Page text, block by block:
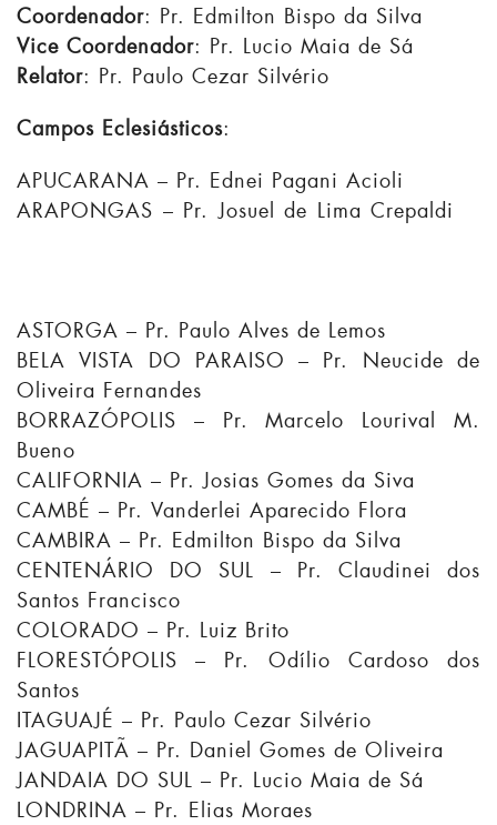
Coordenador: Pr. Edmilton Bispo da Silva
Vice Coordenador: Pr. Lucio Maia de Sá
Relator: Pr. Paulo Cezar Silvério
Campos Eclesiásticos:
APUCARANA – Pr. Ednei Pagani Acioli
ARAPONGAS – Pr. Josuel de Lima Crepaldi
ASTORGA – Pr. Paulo Alves de Lemos
BELA VISTA DO PARAISO – Pr. Neucide de
Oliveira Fernandes
BORRAZÓPOLIS – Pr. Marcelo Lourival M.
Bueno
CALIFORNIA – Pr. Josias Gomes da Siva
CAMBÉ – Pr. Vanderlei Aparecido Flora
CAMBIRA – Pr. Edmilton Bispo da Silva
CENTENÁRIO DO SUL – Pr. Claudinei dos
Santos Francisco
COLORADO – Pr. Luiz Brito
FLORESTÓPOLIS – Pr. Odílio Cardoso dos
Santos
ITAGUAJÉ – Pr. Paulo Cezar Silvério
JAGUAPITÃ – Pr. Daniel Gomes de Oliveira
JANDAIA DO SUL – Pr. Lucio Maia de Sá
LONDRINA – Pr. Elias Moraes